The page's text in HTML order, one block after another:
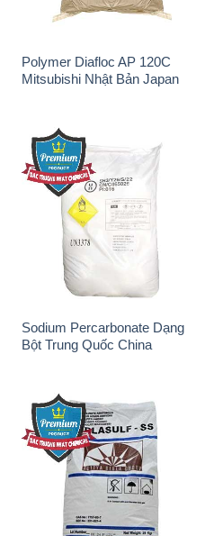
Polymer Diafloc AP 120C
Mitsubishi Nhật Bản Japan
Sodium Percarbonate Dạng
Bột Trung Quốc China